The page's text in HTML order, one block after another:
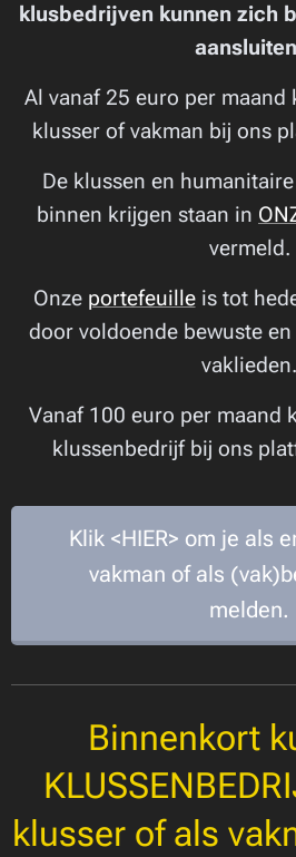
klusbedrijven kunnen zich
Al vanaf 25 euro per maand
klusser of vakman bij ons
De klussen en
binnen krijgen staan in
vermeld.
Onze portefeuilleis tot
door voldoende bewuste
vaklieden.
Vanaf 100 euro per maand
klussenbedrijf bij ons
Klik <HIER> om je als
vakman of als
melden.
Binnenkort
klusser of als